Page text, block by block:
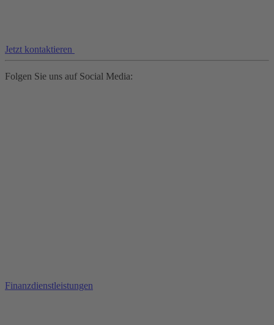
Jetzt kontaktieren
Folgen Sie uns auf Social Media:
Finanzdienstleistungen